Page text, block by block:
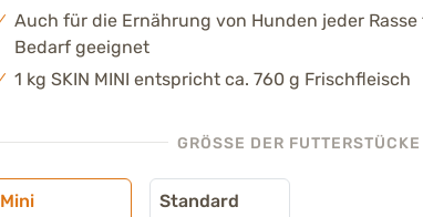
Auch für die Ernährung von Hunden jeder
Bedarf geeignet
1 kg SKIN MINI entspricht ca. 760 g Frischfleisch
GRÖSSE DER FUTTERSTÜCKE
Mini Standard